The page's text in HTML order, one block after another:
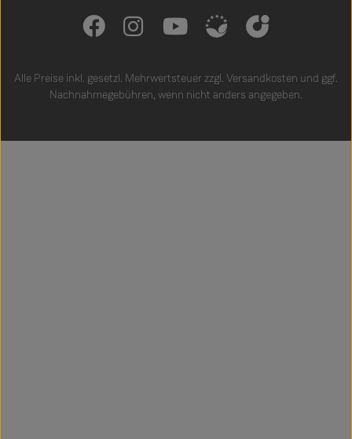
Alle Preise inkl. gesetzl. Mehrwertsteuer zzgl. Versandkosten und ggf.
Nachnahmegebühren, wenn nicht anders angegeben.